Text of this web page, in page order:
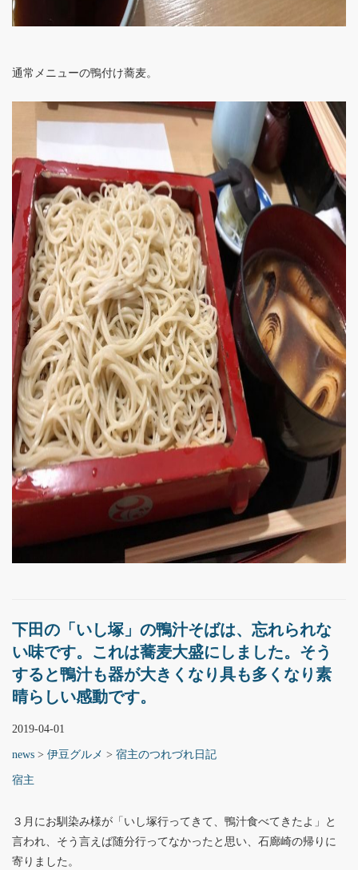
通常メニューの鴨付け蕎麦。
下田の「いし塚」の鴨汁そばは、忘れられな
い味です。これは蕎麦大盛にしました。そう
すると鴨汁も器が大きくなり具も多くなり素
晴らしい感動です。
2019-04-01
news > 伊豆グルメ > 宿主のつれづれ日記
宿主
３月にお馴染み様が「いし塚行ってきて、鴨汁食べてきたよ」と
言われ、そう言えば随分行ってなかったと思い、石廊崎の帰りに
寄りました。